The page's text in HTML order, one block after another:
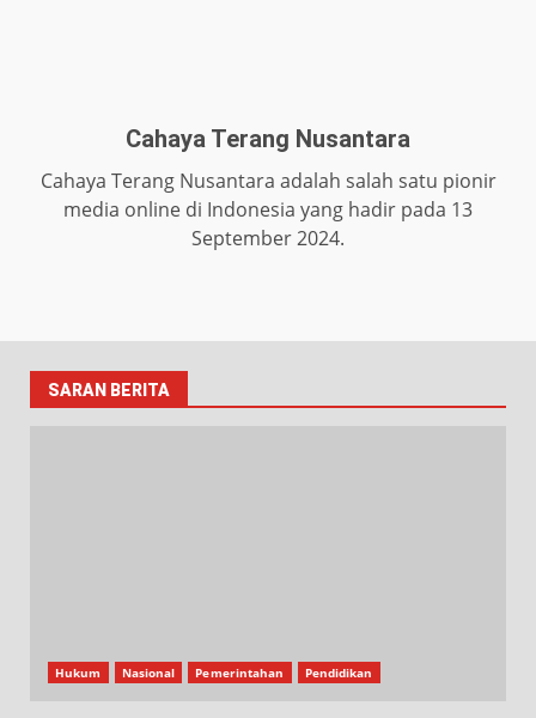
Cahaya Terang Nusantara
Cahaya Terang Nusantara adalah salah satu pionir
media online di Indonesia yang hadir pada 13
September 2024.
SARAN BERITA
Hukum Nasional Pemerintahan Pendidikan